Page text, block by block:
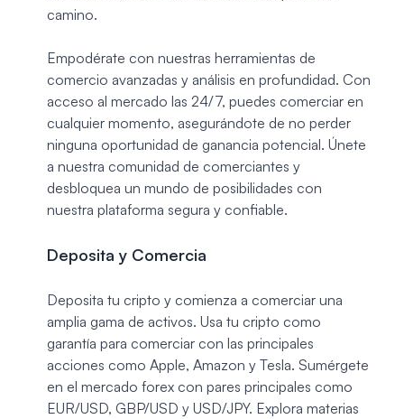
camino.
Empodérate con nuestras herramientas de
comercio avanzadas y análisis en profundidad. Con
acceso al mercado las 24/7, puedes comerciar en
cualquier momento, asegurándote de no perder
ninguna oportunidad de ganancia potencial. Únete
a nuestra comunidad de comerciantes y
desbloquea un mundo de posibilidades con
nuestra plataforma segura y confiable.
Deposita y Comercia
Deposita tu cripto y comienza a comerciar una
amplia gama de activos. Usa tu cripto como
garantía para comerciar con las principales
acciones como Apple, Amazon y Tesla. Sumérgete
en el mercado forex con pares principales como
EUR/USD, GBP/USD y USD/JPY. Explora materias